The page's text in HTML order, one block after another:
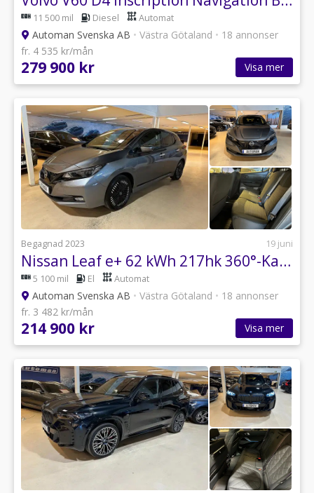
11 500 mil Diesel Automat
Automan Svenska AB • Västra Götaland • 18 annonser
fr. 4 535 kr/mån
279 900 kr Visa mer
Begagnad 2023 19 juni
Nissan Leaf e+ 62 kWh 217hk 360°-Kamera Carplay Navigation V-hjul
5 100 mil El Automat
Automan Svenska AB • Västra Götaland • 18 annonser
fr. 3 482 kr/mån
214 900 kr Visa mer